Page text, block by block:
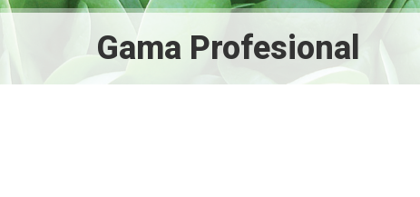
Gama Profesional